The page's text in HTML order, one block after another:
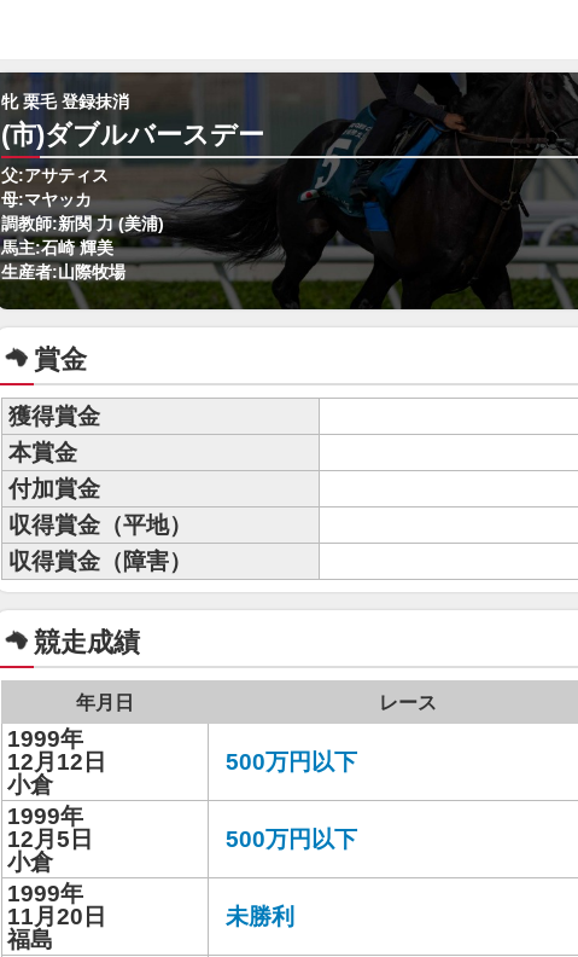
牝 栗毛 登録抹消
(市)ダブルバースデー
父:アサティス
母:マヤッカ
調教師:新関 力 (美浦)
馬主:石崎 輝美
生産者:山際牧場
賞金
獲得賞金
本賞金
付加賞金
収得賞金（平地）
収得賞金（障害）
競走成績
年月日 レース
1999年
12月12日
小倉
500万円以下
1999年
12月5日
小倉
500万円以下
1999年
11月20日
福島
未勝利